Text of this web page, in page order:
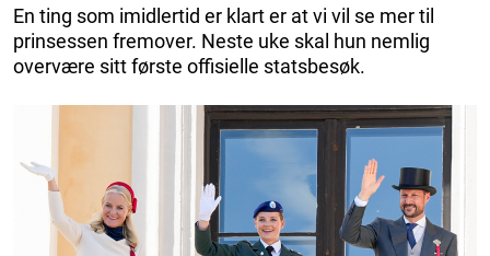
En ting som imidlertid er klart er at vi vil se mer til
prinsessen fremover. Neste uke skal hun nemlig
overvære sitt første offisielle statsbesøk.